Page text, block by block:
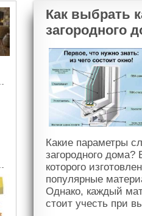
Как выбрать
загородного
Какие параметры
загородного
которого
популярные
Однако, каждый
стоит учесть при